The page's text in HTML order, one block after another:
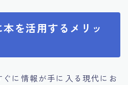
を活用するメリッ
に情報が手に入る現代にお